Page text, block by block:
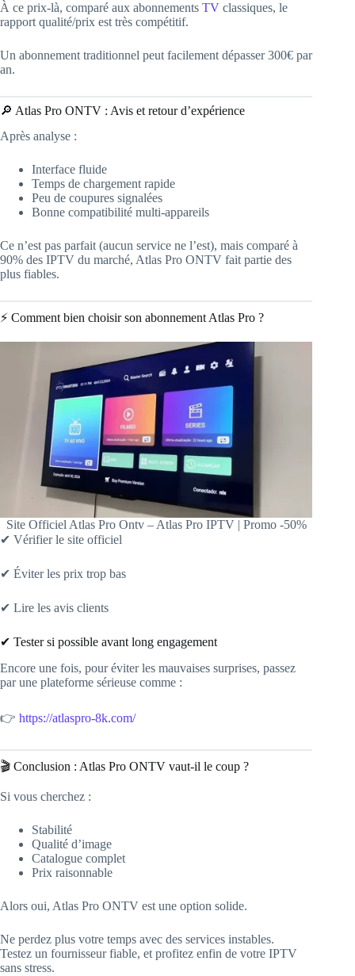
À ce prix-là, comparé aux abonnements TV classiques, le
rapport qualité/prix est très compétitif.
Un abonnement traditionnel peut facilement dépasser 300€ par
an.
🔎 Atlas Pro ONTV : Avis et retour d’expérience
Après analyse :
Interface fluide
Temps de chargement rapide
Peu de coupures signalées
Bonne compatibilité multi-appareils
Ce n’est pas parfait (aucun service ne l’est), mais comparé à
90% des IPTV du marché, Atlas Pro ONTV fait partie des
plus fiables.
⚡ Comment bien choisir son abonnement Atlas Pro ?
Site Officiel Atlas Pro Ontv – Atlas Pro IPTV | Promo -50%
✔ Vérifier le site officiel
✔ Éviter les prix trop bas
✔ Lire les avis clients
✔ Tester si possible avant long engagement
Encore une fois, pour éviter les mauvaises surprises, passez
par une plateforme sérieuse comme :
👉 https://atlaspro-8k.com/
🎬 Conclusion : Atlas Pro ONTV vaut-il le coup ?
Si vous cherchez :
Stabilité
Qualité d’image
Catalogue complet
Prix raisonnable
Alors oui, Atlas Pro ONTV est une option solide.
Ne perdez plus votre temps avec des services instables.
Testez un fournisseur fiable, et profitez enfin de votre IPTV
sans stress.